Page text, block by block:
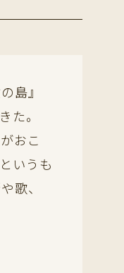
島』
た。
おこ
いうも
歌、